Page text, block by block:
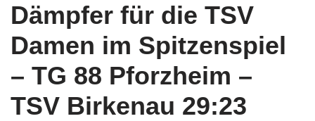
Dämpfer für die TSV
Damen im Spitzenspiel
– TG 88 Pforzheim –
TSV Birkenau 29:23